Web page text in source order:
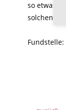
so etwas
solchen
Fundstelle: